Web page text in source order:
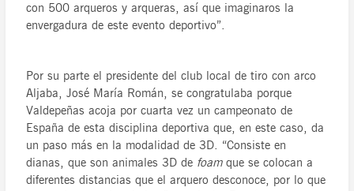
con 500 arqueros y arqueras, así que imaginaros la
envergadura de este evento deportivo”.
Por su parte el presidente del club local de tiro con arco
Aljaba, José María Román, se congratulaba porque
Valdepeñas acoja por cuarta vez un campeonato de
España de esta disciplina deportiva que, en este caso, da
un paso más en la modalidad de 3D. “Consiste en
dianas, que son animales 3D de foamque se colocan a
diferentes distancias que el arquero desconoce, por lo que